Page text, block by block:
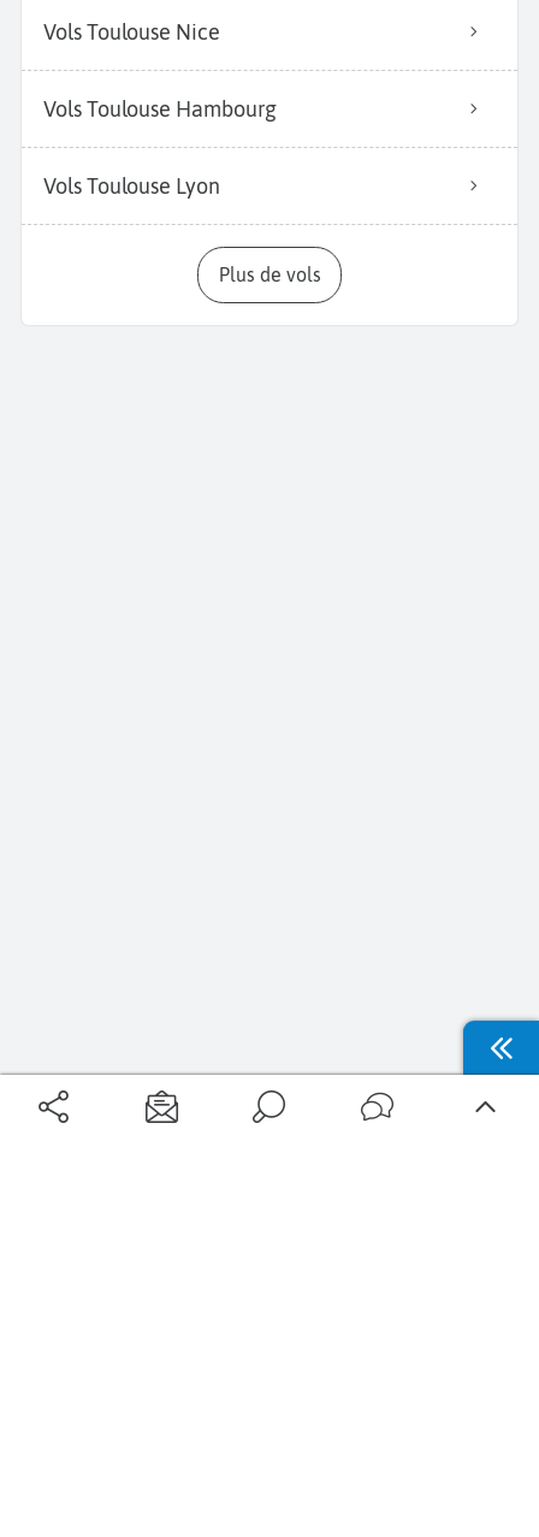
Vols Toulouse Nice
Vols Toulouse Hambourg
Vols Toulouse Lyon
Plus de vols